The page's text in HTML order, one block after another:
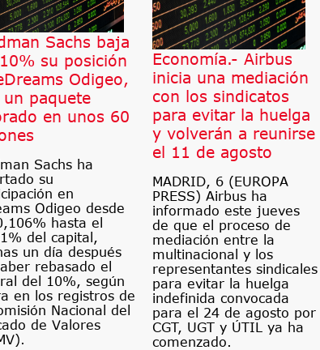
Sachs baja
su posición
Odigeo,
un paquete
en unos 60
Sachs ha
su
en
Odigeo desde
hasta el
del capital,
un día después
rebasado el
del 10%, según
en los registros de
Nacional del
de Valores
Economía.- Airbus
inicia una mediación
con los sindicatos
para evitar la huelga
y volverán a reunirse
el 11 de agosto
MADRID, 6 (EUROPA
PRESS) Airbus ha
informado este jueves
de que el proceso de
mediación entre la
multinacional y los
representantes sindicales
para evitar la huelga
indefinida convocada
para el 24 de agosto por
CGT, UGT y ÚTIL ya ha
comenzado.